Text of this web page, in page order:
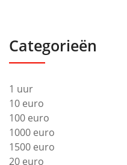
Categorieën
1 uur
10 euro
100 euro
1000 euro
1500 euro
20 euro